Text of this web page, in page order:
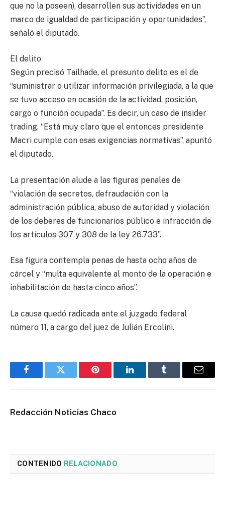
que no la poseen), desarrollen sus actividades en un
marco de igualdad de participación y oportunidades”,
señaló el diputado.
El delito
Según precisó Tailhade, el presunto delito es el de
“suministrar o utilizar información privilegiada, a la que
se tuvo acceso en ocasión de la actividad, posición,
cargo o función ocupada”. Es decir, un caso de insider
trading. “Está muy claro que el entonces presidente
Macri cumple con esas exigencias normativas”, apuntó
el diputado.
La presentación alude a las figuras penales de
“violación de secretos, defraudación con la
administración pública, abuso de autoridad y violación
de los deberes de funcionarios público e infracción de
los artículos 307 y 308 de la ley 26.733”.
Esa figura contempla penas de hasta ocho años de
cárcel y “multa equivalente al monto de la operación e
inhabilitación de hasta cinco años”.
La causa quedó radicada ante el juzgado federal
número 11, a cargo del juez de Julián Ercolini.
FacebookTwitter Pinterest LinkedInTumblr Email
Redacción Noticias Chaco
CONTENIDO RELACIONADO